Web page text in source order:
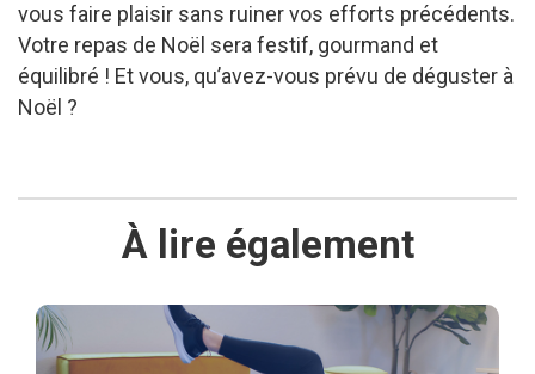
vous faire plaisir sans ruiner vos efforts précédents.
Votre repas de Noël sera festif, gourmand et
équilibré ! Et vous, qu’avez-vous prévu de déguster à
Noël ?
À lire également